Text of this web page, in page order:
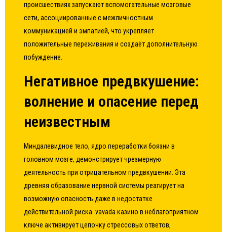
происшествиях запускают вспомогательные мозговые
сети, ассоциированные с межличностным
коммуникацией и эмпатией, что укрепляет
положительные переживания и создаёт дополнительную
побуждение.
Негативное предвкушение:
волнение и опасение перед
неизвестным
Миндалевидное тело, ядро переработки боязни в
головном мозге, демонстрирует чрезмерную
деятельность при отрицательном предвкушении. Эта
древняя образование нервной системы реагирует на
возможную опасность даже в недостатке
действительной риска. vavada казино в неблагоприятном
ключе активирует цепочку стрессовых ответов,